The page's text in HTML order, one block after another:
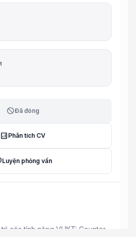
blockĐã đóng
analytics Phân tích CV
Luyện phỏng vấn
các tính năng VHKT: Counter